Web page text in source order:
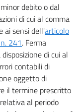
debito o dal
di cui al comma
ai sensi dell'articolo
241. Ferma
di cui al
contabili di
oggetto di
il termine prescritto
al periodo